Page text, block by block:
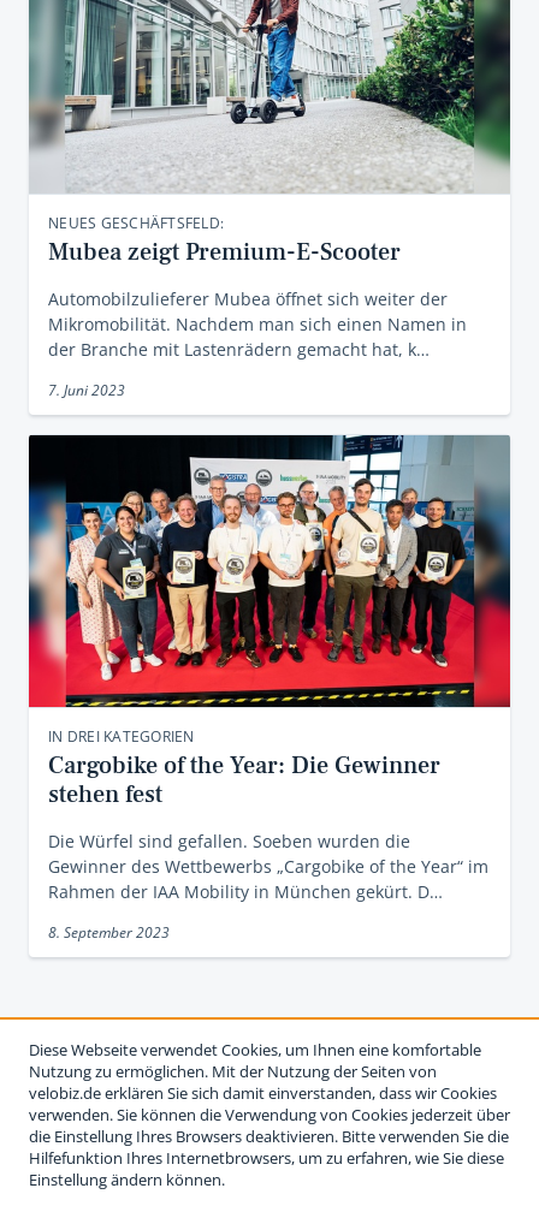
NEUES GESCHÄFTSFELD:
Mubea zeigt Premium-E-Scooter
Automobilzulieferer Mubea öffnet sich weiter der
Mikromobilität. Nachdem man sich einen Namen in
der Branche mit Lastenrädern gemacht hat, k…
7. Juni 2023
IN DREI KATEGORIEN
Cargobike of the Year: Die Gewinner
stehen fest
Die Würfel sind gefallen. Soeben wurden die
Gewinner des Wettbewerbs „Cargobike of the Year“ im
Rahmen der IAA Mobility in München gekürt. D…
8. September 2023
Diese Webseite verwendet Cookies, um Ihnen eine komfortable
Nutzung zu ermöglichen. Mit der Nutzung der Seiten von
velobiz.de erklären Sie sich damit einverstanden, dass wir Cookies
verwenden. Sie können die Verwendung von Cookies jederzeit über
die Einstellung Ihres Browsers deaktivieren. Bitte verwenden Sie die
Hilfefunktion Ihres Internetbrowsers, um zu erfahren, wie Sie diese
Einstellung ändern können.